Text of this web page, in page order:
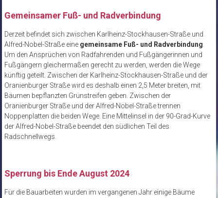
Gemeinsamer Fuß- und Radverbindung
Derzeit befindet sich zwischen Karlheinz-Stockhausen-Straße und
Alfred-Nobel-Straße eine gemeinsame Fuß- und Radverbindung.
Um den Ansprüchen von Radfahrenden und Fußgängerinnen und
Fußgängern gleichermaßen gerecht zu werden, werden die Wege
künftig geteilt. Zwischen der Karlheinz-Stockhausen-Straße und der
Oranienburger Straße wird es deshalb einen 2,5 Meter breiten, mit
Bäumen bepflanzten Grünstreifen geben. Zwischen der
Oranienburger Straße und der Alfred-Nobel-Straße trennen
Noppenplatten die beiden Wege. Eine Mittelinsel in der 90-Grad-Kurve
der Alfred-Nobel-Straße beendet den südlichen Teil des
Radschnellwegs.
Sperrung bis Ende August 2024
Für die Bauarbeiten wurden im vergangenen Jahr einige Bäume